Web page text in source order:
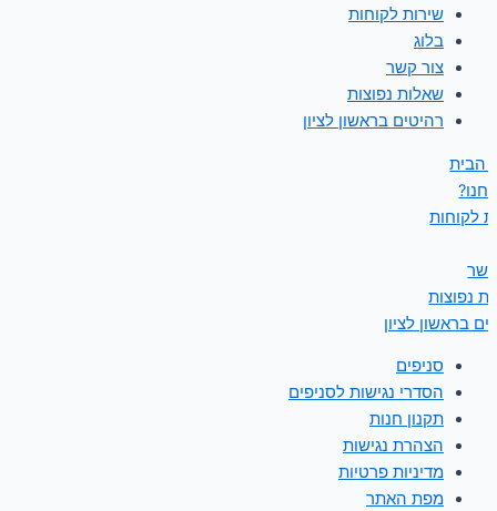
שירות לקוחות
בלוג
צור קשר
שאלות נפוצות
רהיטים בראשון לציון
הבית
לקוחות
נפוצות
בראשון לציון
סניפים
הסדרי נגישות לסניפים
תקנון חנות
הצהרת נגישות
מדיניות פרטיות
מפת האתר